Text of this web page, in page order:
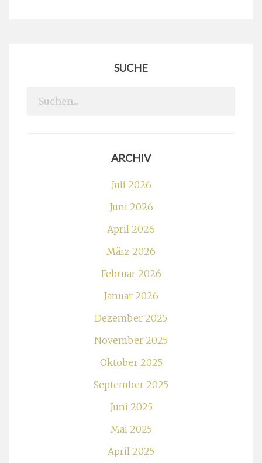
SUCHE
Search
ARCHIV
Juli 2026
Juni 2026
April 2026
März 2026
Februar 2026
Januar 2026
Dezember 2025
November 2025
Oktober 2025
September 2025
Juni 2025
Mai 2025
April 2025